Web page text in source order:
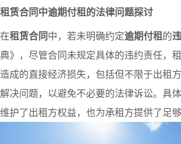
租赁合同中逾期付租的法律问题探讨
在租赁合同中，若未明确约定逾期付租的
典》，尽管合同未规定具体的违约责任，
造成的直接经济损失，包括但不限于出租
解决问题，以避免不必要的法律诉讼。具
维护了出租方权益，也为承租方提供了足够